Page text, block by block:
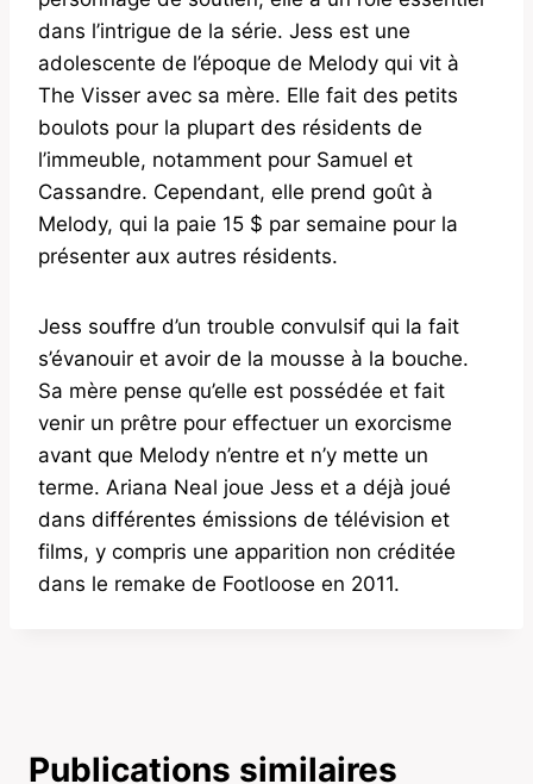
dans l’intrigue de la série. Jess est une
adolescente de l’époque de Melody qui vit à
The Visser avec sa mère. Elle fait des petits
boulots pour la plupart des résidents de
l’immeuble, notamment pour Samuel et
Cassandre. Cependant, elle prend goût à
Melody, qui la paie 15 $ par semaine pour la
présenter aux autres résidents.
Jess souffre d’un trouble convulsif qui la fait
s’évanouir et avoir de la mousse à la bouche.
Sa mère pense qu’elle est possédée et fait
venir un prêtre pour effectuer un exorcisme
avant que Melody n’entre et n’y mette un
terme. Ariana Neal joue Jess et a déjà joué
dans différentes émissions de télévision et
films, y compris une apparition non créditée
dans le remake de Footloose en 2011.
Publications similaires